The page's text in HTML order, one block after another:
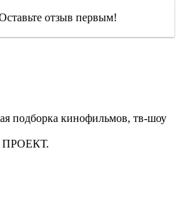
отзыв первым!
подборка кинофильмов, тв-шоу